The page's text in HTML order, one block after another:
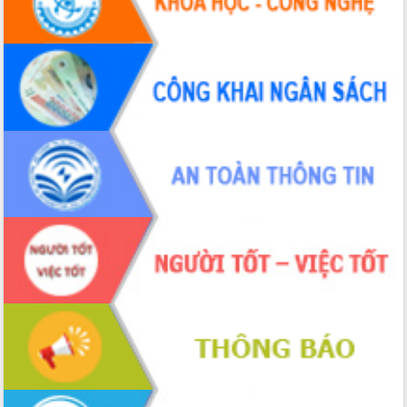
Tháo gỡ những vướng mắc, đẩy mạnh
công tác cải cách thủ tục hành chính
tại Trung tâm Phục vụ hành chính
công tỉnh
Đắk Lắk: Tôn vinh 46 giải pháp tại Hội
thi Sáng tạo Kỹ thuật 2024 - 2025
Đắk Lắk rà soát, điều chỉnh Đề án 190
về phát triển nuôi trồng thủy sản
Phó Chủ tịch UBND tỉnh Đắk Lắk
Trương Công Thái kiểm tra thực địa
Dự án cao tốc Khánh Hòa - Buôn Ma
Thuột
Định vị cà phê Việt Nam như một “di
sản sống” trong dòng chảy toàn cầu
Xây dựng nông thôn mới: Nâng cao đời
sống người dân từ những mô hình thiết
thực
Quyết liệt tháo gỡ vướng mắc, đẩy
nhanh tiến độ các dự án trọng điểm
trong Khu kinh tế Nam Phú Yên